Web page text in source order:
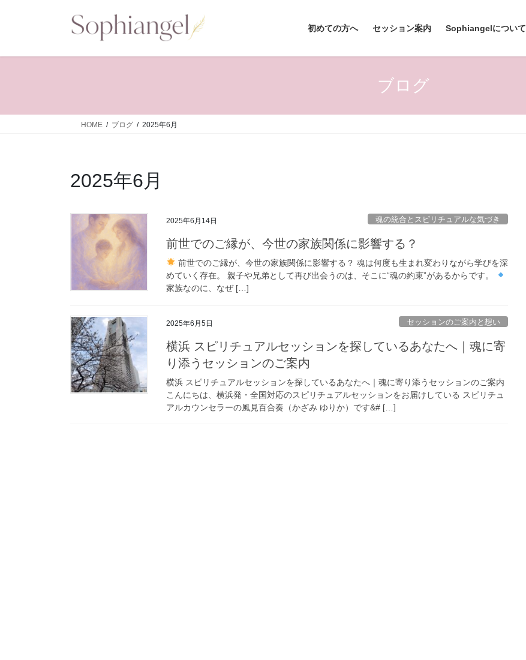
初めての方へ セッション案内 Sophiangelについて
ブログ
HOME ブログ 2025年6月
2025年6月
2025年6月14日 魂の統合とスピリチュアルな気づき
前世でのご縁が、今世の家族関係に影響する？
前世でのご縁が、今世の家族関係に影響する？ 魂は何度も生まれ変わりながら学びを深
めていく存在。 親子や兄弟として再び出会うのは、そこに“魂の約束”があるからです。
家族なのに、なぜ […]
2025年6月5日 セッションのご案内と想い
横浜 スピリチュアルセッションを探しているあなたへ｜魂に寄
り添うセッションのご案内
横浜 スピリチュアルセッションを探しているあなたへ｜魂に寄り添うセッションのご案内
こんにちは、横浜発・全国対応のスピリチュアルセッションをお届けしている スピリチュ
アルカウンセラーの風見百合奏（かざみ ゆりか）です&# […]